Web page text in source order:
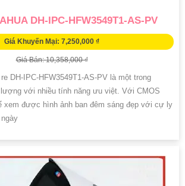
DH-IPC-HFW3549T1-AS-PV
Giá Khuyến Mại: 7,250,000 ₫
Giá Bán: 10,358,000 ₫
DH-IPC-HFW3549T1-AS-PV là một trong
với nhiều tính năng ưu việt. Với CMOS
xem được hình ảnh ban đêm sáng đẹp với cự ly